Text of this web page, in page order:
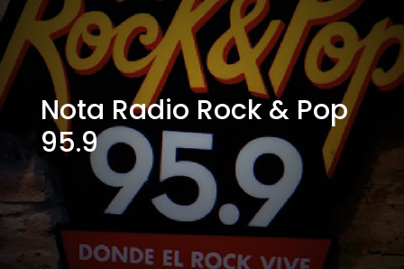
Nota Radio Rock & Pop
95.9